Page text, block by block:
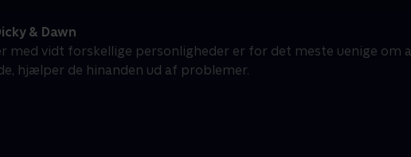
& Dawn
med vidt forskellige personligheder er for det meste uenige om
hjælper de hinanden ud af problemer.